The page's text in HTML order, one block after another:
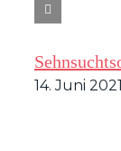
14. Juni 2021